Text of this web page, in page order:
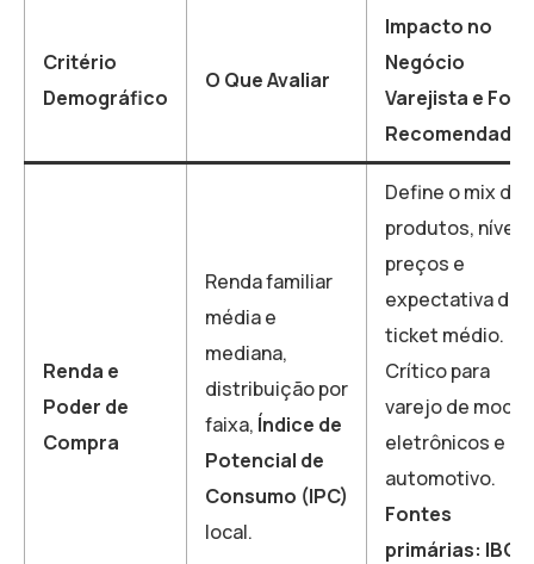
Critério
Demográfico
O Que Avaliar
Impacto no
Negócio
Varejista e
Recomendada
Renda e
Poder de
Compra
Renda familiar
média e
mediana,
distribuição por
faixa, Índice de
Potencial de
Consumo (IPC)
local.
Define o mix de
produtos, nível
preços e
expectativa de
ticket médio.
Crítico para
varejo de moda,
eletrônicos e
automotivo.
Fontes
primárias: IBGE